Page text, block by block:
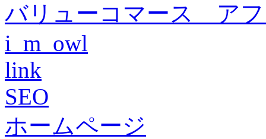
バリューコマース ア
i_m_owl
link
SEO
ホームページ